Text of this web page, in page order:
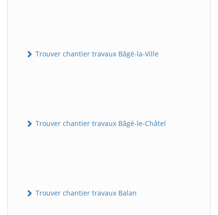
Trouver chantier travaux Bâgé-la-Ville
Trouver chantier travaux Bâgé-le-Châtel
Trouver chantier travaux Balan